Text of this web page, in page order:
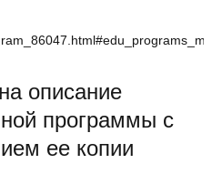
описание
программы с
ее копии